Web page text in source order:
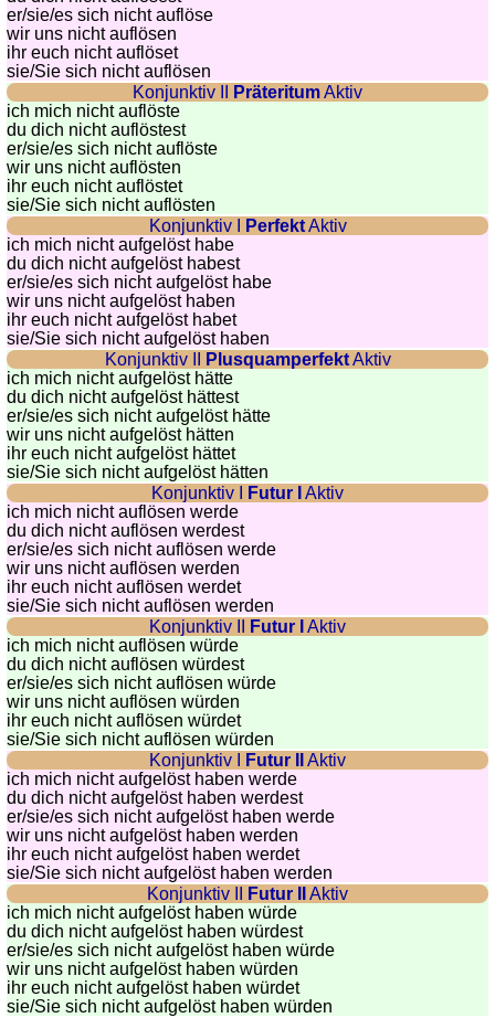
des
fleuves
et
des
villes
Quiz
des
drapeaux,
blasons,
monnaie
Quiz
de
villes
et
pays
Plus
de
jeux
Entraineur
de
mémoire
Entraineur
de
mathématiques
Puzzle
Quiz
animaux
Trouvez
les
différences
er/sie/es sich nicht auflöse
wir uns nicht auflösen
ihr euch nicht auflöset
sie/Sie sich nicht auflösen
Konjunktiv II
PräteritumAktiv
ich mich nicht auflöste
du dich nicht auflöstest
er/sie/es sich nicht auflöste
wir uns nicht auflösten
ihr euch nicht auflöstet
sie/Sie sich nicht auflösten
Konjunktiv I
PerfektAktiv
ich mich nicht aufgelöst habe
du dich nicht aufgelöst habest
er/sie/es sich nicht aufgelöst habe
wir uns nicht aufgelöst haben
ihr euch nicht aufgelöst habet
sie/Sie sich nicht aufgelöst haben
Konjunktiv II
PlusquamperfektAktiv
ich mich nicht aufgelöst hätte
du dich nicht aufgelöst hättest
er/sie/es sich nicht aufgelöst hätte
wir uns nicht aufgelöst hätten
ihr euch nicht aufgelöst hättet
sie/Sie sich nicht aufgelöst hätten
Konjunktiv I
Futur I
Aktiv
ich mich nicht auflösen werde
du dich nicht auflösen werdest
er/sie/es sich nicht auflösen werde
wir uns nicht auflösen werden
ihr euch nicht auflösen werdet
sie/Sie sich nicht auflösen werden
Konjunktiv II
Futur I
Aktiv
ich mich nicht auflösen würde
du dich nicht auflösen würdest
er/sie/es sich nicht auflösen würde
wir uns nicht auflösen würden
ihr euch nicht auflösen würdet
sie/Sie sich nicht auflösen würden
Konjunktiv I
Futur II
Aktiv
ich mich nicht aufgelöst haben werde
du dich nicht aufgelöst haben werdest
er/sie/es sich nicht aufgelöst haben werde
wir uns nicht aufgelöst haben werden
ihr euch nicht aufgelöst haben werdet
sie/Sie sich nicht aufgelöst haben werden
Konjunktiv II
Futur II
Aktiv
ich mich nicht aufgelöst haben würde
du dich nicht aufgelöst haben würdest
er/sie/es sich nicht aufgelöst haben würde
wir uns nicht aufgelöst haben würden
ihr euch nicht aufgelöst haben würdet
sie/Sie sich nicht aufgelöst haben würden